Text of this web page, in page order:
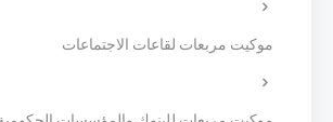
موكيت مربعات لقاعات الاجتماعات